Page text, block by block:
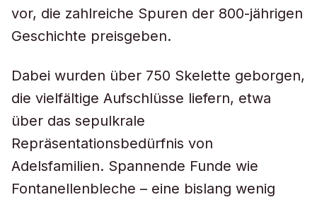
vor, die zahlreiche Spuren der 800-jährigen
Geschichte preisgeben.
Dabei wurden über 750 Skelette geborgen,
die vielfältige Aufschlüsse liefern, etwa
über das sepulkrale
Repräsentationsbedürfnis von
Adelsfamilien. Spannende Funde wie
Fontanellenbleche – eine bislang wenig